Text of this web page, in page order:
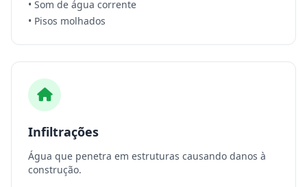
• Som de água corrente
• Pisos molhados
Infiltrações
Água que penetra em estruturas causando danos à
construção.